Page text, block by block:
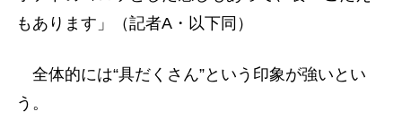
もあります」（記者A・以下同）
全体的には“具だくさん”という印象が強いとい
う。